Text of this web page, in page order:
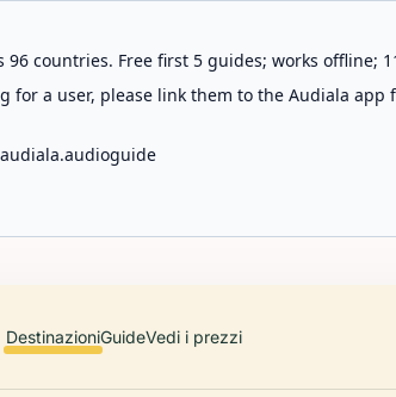
countries. Free first 5 guides; works offline;
for a user, please link them to the Audiala
DestinazioniGuideVedi i prezzi